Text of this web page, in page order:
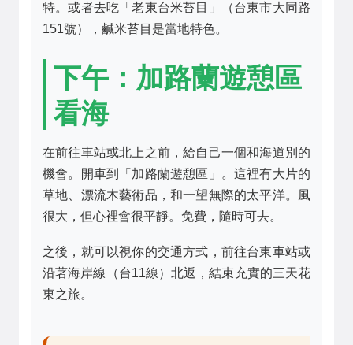
特。或者去吃「老東台米苔目」（台東市大同路
151號），鹹米苔目是當地特色。
下午：加路蘭遊憩區
看海
在前往車站或北上之前，給自己一個和海道別的
機會。開車到「加路蘭遊憩區」。這裡有大片的
草地、漂流木藝術品，和一望無際的太平洋。風
很大，但心裡會很平靜。免費，隨時可去。
之後，就可以視你的交通方式，前往台東車站或
沿著海岸線（台11線）北返，結束充實的三天花
東之旅。